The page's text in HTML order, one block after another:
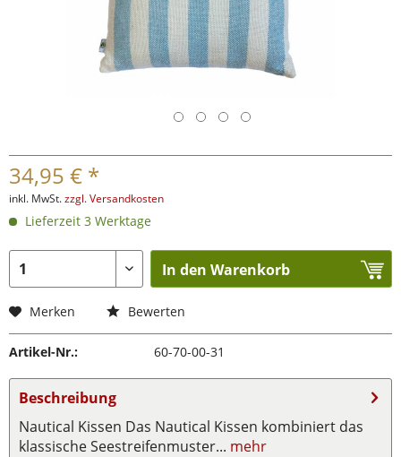
34,95 € *
inkl. MwSt.zzgl. Versandkosten
Lieferzeit 3 Werktage
In den Warenkorb
Merken Bewerten
Artikel-Nr.: 60-70-00-31
Beschreibung
Nautical Kissen Das Nautical Kissen kombiniert das
klassische Seestreifenmuster... mehr